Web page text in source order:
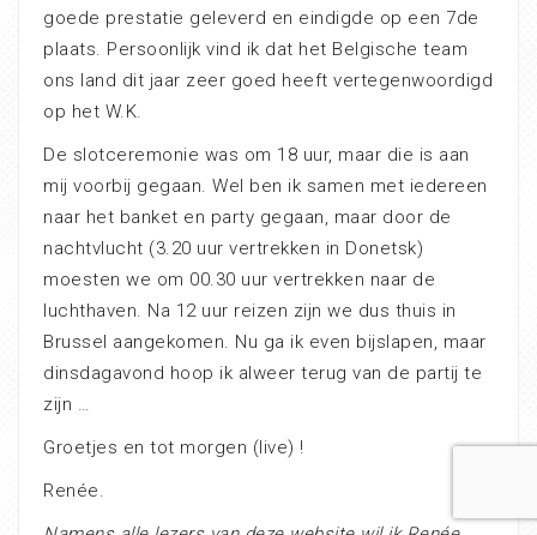
goede prestatie geleverd en eindigde op een 7de
plaats. Persoonlijk vind ik dat het Belgische team
ons land dit jaar zeer goed heeft vertegenwoordigd
op het W.K.
De slotceremonie was om 18 uur, maar die is aan
mij voorbij gegaan. Wel ben ik samen met iedereen
naar het banket en party gegaan, maar door de
nachtvlucht (3.20 uur vertrekken in Donetsk)
moesten we om 00.30 uur vertrekken naar de
luchthaven. Na 12 uur reizen zijn we dus thuis in
Brussel aangekomen. Nu ga ik even bijslapen, maar
dinsdagavond hoop ik alweer terug van de partij te
zijn …
Groetjes en tot morgen (live) !
Renée.